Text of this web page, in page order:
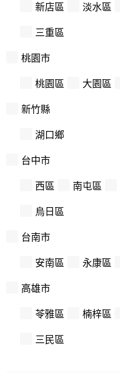
新店區 淡水區
三重區
桃園市
桃園區 大園區
新竹縣
湖口鄉
台中市
西區 南屯區
烏日區
台南市
安南區 永康區
高雄市
苓雅區 楠梓區
三民區